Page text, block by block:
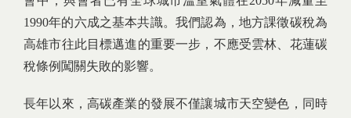
1990年的六成之基本共識。我們認為，地方課徵碳稅為
高雄市往此目標邁進的重要一步，不應受雲林、花蓮碳
稅條例闖關失敗的影響。
長年以來，高碳產業的發展不僅讓城市天空變色，同時